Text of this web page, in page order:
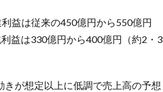
益は従来の450億円から550億円
益は330億円から400億円（約2・3
が想定以上に低調で売上高の予想